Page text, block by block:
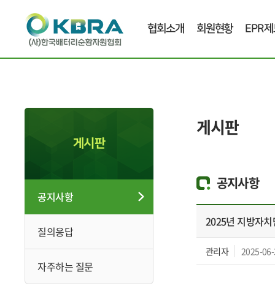
협회소개 회원현황 EPR
게시판
공지사항
질의응답
자주하는 질문
게시판
공지사항
2025년 지방자
관리자 2025-